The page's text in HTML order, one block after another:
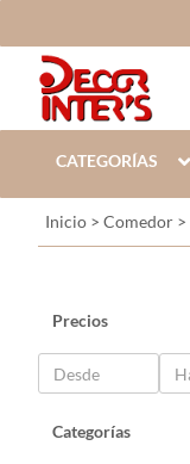
CATEGORÍAS
Inicio > Comedor >
Precios
Categorías